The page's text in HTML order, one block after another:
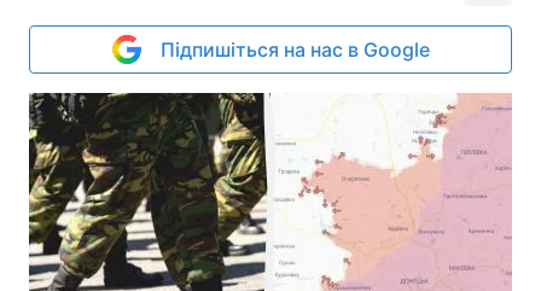
Підпишіться на нас в Google